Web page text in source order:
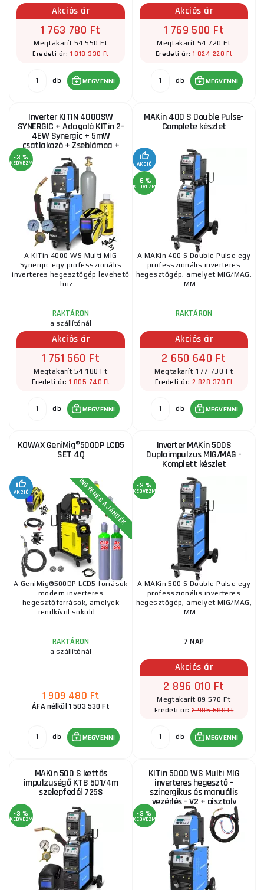
Akciós ár
1 763 780 Ft
Megtakarít 54 550 Ft
Eredeti ár:1 818 330 Ft
db MEGVENNI
Akciós ár
1 769 500 Ft
Megtakarít 54 720 Ft
Eredeti ár: 1 824 220 Ft
db MEGVENNI
Inverter KITIN 4000SW
SYNERGIC + Adagoló KITin 2-
4EW Synergic + 5mW
csatlakozó + Zseblámpa +
Fedél + jobb szelep + Tele...
-3 %
KEDVEZMÉNY
A KITin 4000 WS Multi MIG
Synergic egy professzionális
inverteres hegesztőgép levehető
huz ...
RAKTÁRON
a szállítónál
Akciós ár
1 751 560 Ft
Megtakarít 54 180 Ft
Eredeti ár: 1 805 740 Ft
db MEGVENNI
MAKin 400 S Double Pulse-
Complete készlet
AKCIÓ
-6 %
KEDVEZMÉNY
A MAKin 400 S Double Pulse egy
professzionális inverteres
hegesztőgép, amelyet MIG/MAG,
MM ...
RAKTÁRON
Akciós ár
2 650 640 Ft
Megtakarít 177 730 Ft
Eredeti ár: 2 828 370 Ft
db MEGVENNI
KOWAX GeniMig®500DP LCD5
SET 4Q
AKCIÓ INGYENES AJÁNDÉK
A GeniMig®500DP LCD5 források
modern inverteres
hegesztőforrások, amelyek
rendkívül sokold ...
RAKTÁRON
a szállítónál
1 909 480 Ft
ÁFA nélkül 1 503 530 Ft
db MEGVENNI
Inverter MAKin 500S
Duplaimpulzus MIG/MAG -
Komplett készlet
-3 %
KEDVEZMÉNY
A MAKin 500 S Double Pulse egy
professzionális inverteres
hegesztőgép, amelyet MIG/MAG,
MM ...
7 NAP
Akciós ár
2 896 010 Ft
Megtakarít 89 570 Ft
Eredeti ár: 2 985 580 Ft
db MEGVENNI
MAKin 500 S kettős
impulzuségő KTB 501/4m
szelepfedél 725S
-3 %
KEDVEZMÉNY
KITin 5000 WS Multi MIG
inverteres hegesztő -
szinergikus és manuális
vezérlés - V2 + pisztoly
-3 %
KEDVEZMÉNY